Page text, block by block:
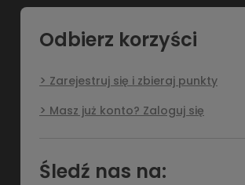
Odbierz korzyści
Zarejestruj się i zbieraj punkty
Masz już konto? Zaloguj się
Śledź nas na: